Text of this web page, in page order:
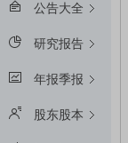
公告大全
研究报告
年报季报
股东股本